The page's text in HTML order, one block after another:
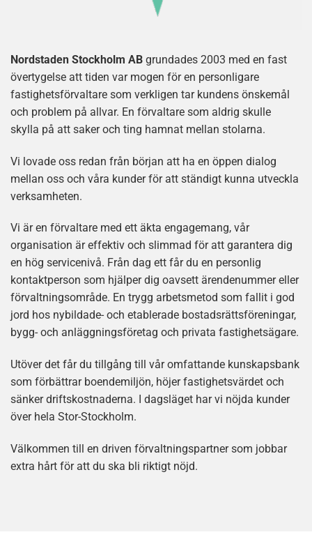
Nordstaden Stockholm AB grundades 2003 med en fast
övertygelse att tiden var mogen för en personligare
fastighetsförvaltare som verkligen tar kundens önskemål
och problem på allvar. En förvaltare som aldrig skulle
skylla på att saker och ting hamnat mellan stolarna.
Vi lovade oss redan från början att ha en öppen dialog
mellan oss och våra kunder för att ständigt kunna utveckla
verksamheten.
Vi är en förvaltare med ett äkta engagemang, vår
organisation är effektiv och slimmad för att garantera dig
en hög servicenivå. Från dag ett får du en personlig
kontaktperson som hjälper dig oavsett ärendenummer eller
förvaltningsområde. En trygg arbetsmetod som fallit i god
jord hos nybildade- och etablerade bostadsrättsföreningar,
bygg- och anläggningsföretag och privata fastighetsägare.
Utöver det får du tillgång till vår omfattande kunskapsbank
som förbättrar boendemiljön, höjer fastighetsvärdet och
sänker driftskostnaderna. I dagsläget har vi nöjda kunder
över hela Stor-Stockholm.
Välkommen till en driven förvaltningspartner som jobbar
extra hårt för att du ska bli riktigt nöjd.